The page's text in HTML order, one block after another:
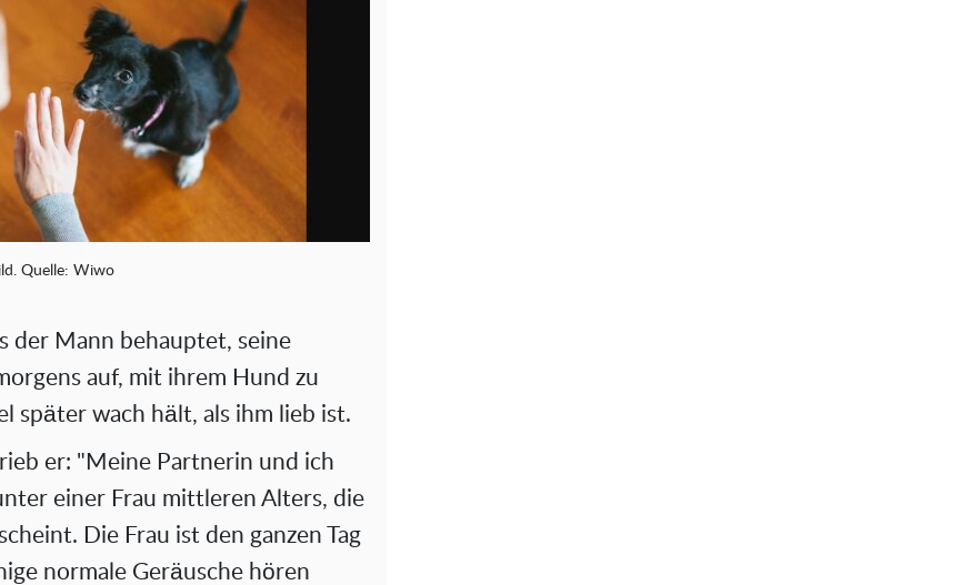
Quelle: Wiwo
der Mann behauptet, seine
auf, mit ihrem Hund zu
später wach hält, als ihm lieb ist.
er: "Meine Partnerin und ich
einer Frau mittleren Alters, die
Die Frau ist den ganzen Tag
normale Geräusche hören